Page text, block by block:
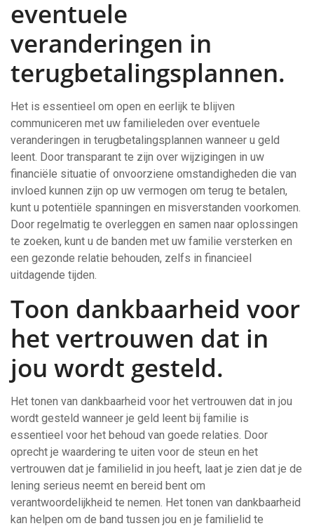
eventuele
veranderingen in
terugbetalingsplannen.
Het is essentieel om open en eerlijk te blijven
communiceren met uw familieleden over eventuele
veranderingen in terugbetalingsplannen wanneer u geld
leent. Door transparant te zijn over wijzigingen in uw
financiële situatie of onvoorziene omstandigheden die van
invloed kunnen zijn op uw vermogen om terug te betalen,
kunt u potentiële spanningen en misverstanden voorkomen.
Door regelmatig te overleggen en samen naar oplossingen
te zoeken, kunt u de banden met uw familie versterken en
een gezonde relatie behouden, zelfs in financieel
uitdagende tijden.
Toon dankbaarheid voor
het vertrouwen dat in
jou wordt gesteld.
Het tonen van dankbaarheid voor het vertrouwen dat in jou
wordt gesteld wanneer je geld leent bij familie is
essentieel voor het behoud van goede relaties. Door
oprecht je waardering te uiten voor de steun en het
vertrouwen dat je familielid in jou heeft, laat je zien dat je de
lening serieus neemt en bereid bent om
verantwoordelijkheid te nemen. Het tonen van dankbaarheid
kan helpen om de band tussen jou en je familielid te